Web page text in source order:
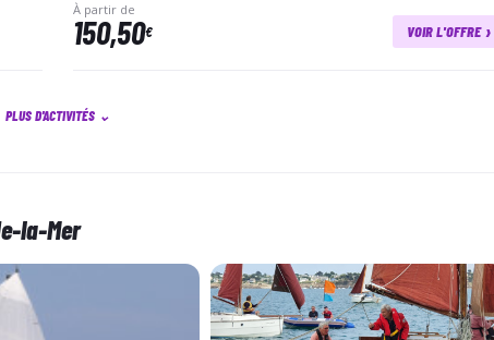
À partir de
150,50€ VOIR L'OFFRE ›
PLUS D'ACTIVITÉS ⌄
la-Mer